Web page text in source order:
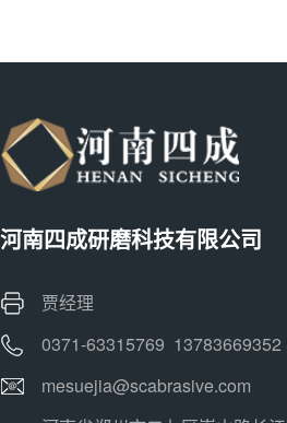
河南四成研磨科技有限公司
贾经理
0371-63315769 13783669352
mesuejia@scabrasive.com